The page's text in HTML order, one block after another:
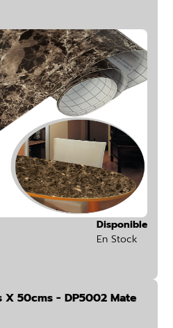
Disponible
En Stock
50cms - DP5002 Mate